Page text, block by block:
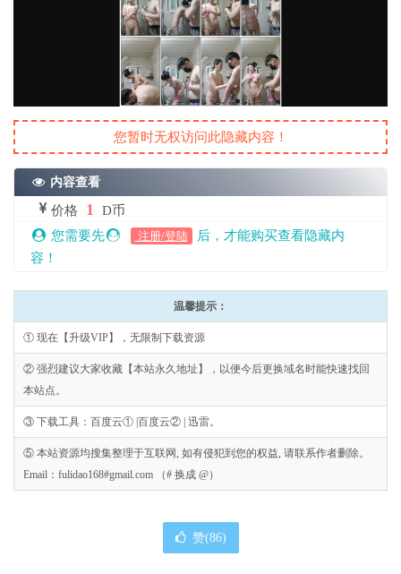
您暂时无权访问此隐藏内容！
内容查看
价格 1
D币
您需要先
注册/登陆
后，才能购买查看隐藏内
容！
温馨提示：
① 现在【升级VIP】，无限制下载资源
② 强烈建议大家收藏【本站永久地址】，以便今后更换域名时能快速找回
本站点。
③ 下载工具：百度云① |百度云② | 迅雷。
⑤ 本站资源均搜集整理于互联网, 如有侵犯到您的权益, 请联系作者删除。
Email：fulidao168#gmail.com （# 换成 @）
赞(86)